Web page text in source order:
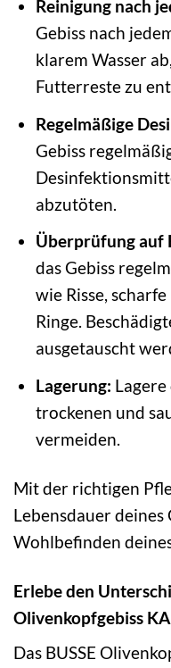
Reinigung nach
Gebiss nach
klarem Wasser
Futterreste zu
Regelmäßige
Gebiss
abzutöten.
Überprüfung auf
das Gebiss
wie Risse,
Ringe.
ausgetauscht
Lagerung: Lagere
trockenen und
vermeiden.
Mit der richtigen
Lebensdauer deines
Wohlbefinden
Erlebe den
Olivenkopfgebiss
Das BUSSE